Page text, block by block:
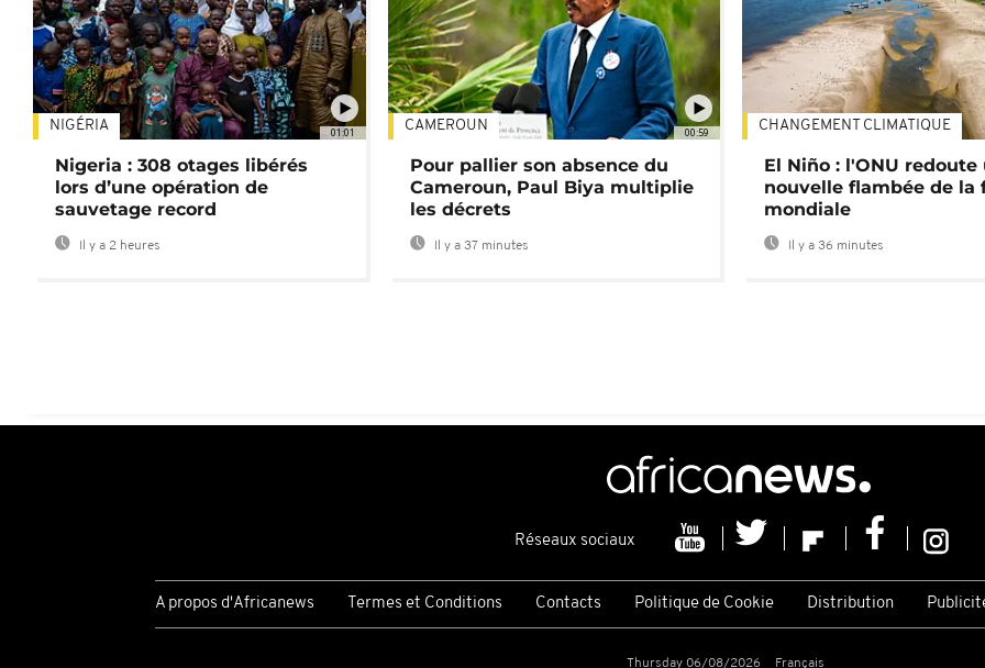
01:01
NIGÉRIA
Nigeria : 308 otages libérés
lors d’une opération de
sauvetage record
Il y a 2 heures
00:59
CAMEROUN
Pour pallier son absence du
Cameroun, Paul Biya multiplie
les décrets
Il y a 37 minutes
CHANGEMENT CLIMATIQUE
El Niño : l'ONU redoute
nouvelle flambée de la
mondiale
Il y a 36 minutes
Réseaux sociaux
A propos d'Africanews Termes et Conditions Contacts Politique de Cookie Distribution
Thursday 06/08/2026